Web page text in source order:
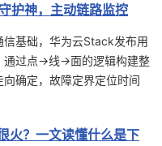
护神，主动链路监控
信基础，华为云Stack发布用
通过点->线->面的逻辑构建整
确定，故障定界定位时间
火？一文读懂什么是下